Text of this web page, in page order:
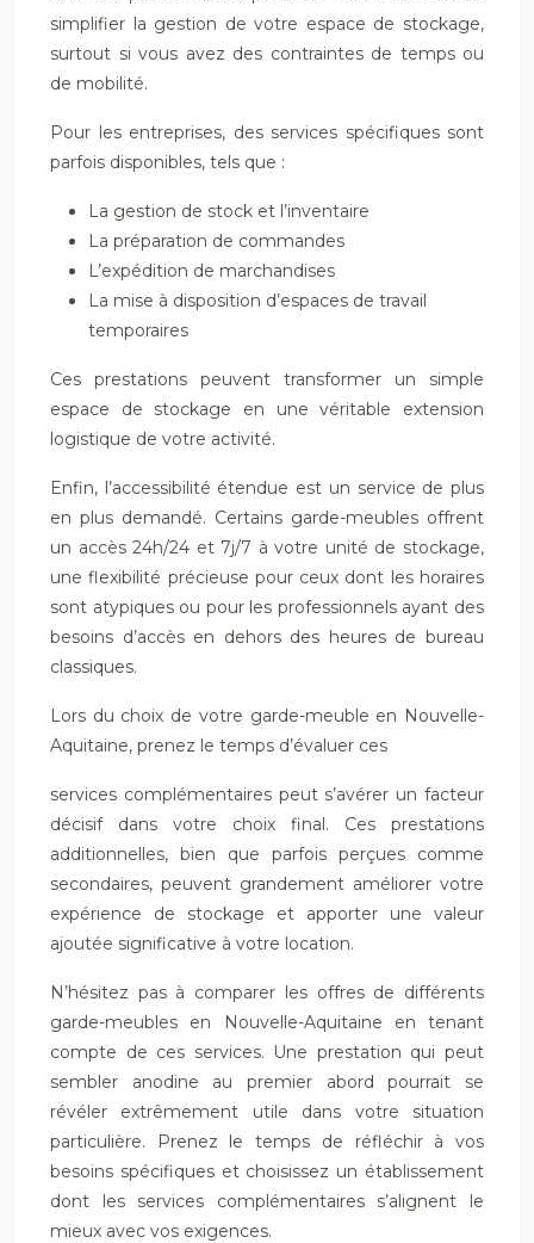
simplifier la gestion de votre espace de stockage,
surtout si vous avez des contraintes de temps ou
de mobilité.
Pour les entreprises, des services spécifiques sont
parfois disponibles, tels que :
La gestion de stock et l’inventaire
La préparation de commandes
L’expédition de marchandises
La mise à disposition d’espaces de travail
temporaires
Ces prestations peuvent transformer un simple
espace de stockage en une véritable extension
logistique de votre activité.
Enfin, l’accessibilité étendue est un service de plus
en plus demandé. Certains garde-meubles offrent
un accès 24h/24 et 7j/7 à votre unité de stockage,
une flexibilité précieuse pour ceux dont les horaires
sont atypiques ou pour les professionnels ayant des
besoins d’accès en dehors des heures de bureau
classiques.
Lors du choix de votre garde-meuble en Nouvelle-
Aquitaine, prenez le temps d’évaluer ces
services complémentaires peut s’avérer un facteur
décisif dans votre choix final. Ces prestations
additionnelles, bien que parfois perçues comme
secondaires, peuvent grandement améliorer votre
expérience de stockage et apporter une valeur
ajoutée significative à votre location.
N’hésitez pas à comparer les offres de différents
garde-meubles en Nouvelle-Aquitaine en tenant
compte de ces services. Une prestation qui peut
sembler anodine au premier abord pourrait se
révéler extrêmement utile dans votre situation
particulière. Prenez le temps de réfléchir à vos
besoins spécifiques et choisissez un établissement
dont les services complémentaires s’alignent le
mieux avec vos exigences.